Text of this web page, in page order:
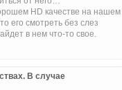
HD качестве на нашем
его смотреть без слез
в нем что-то свое.
В случае